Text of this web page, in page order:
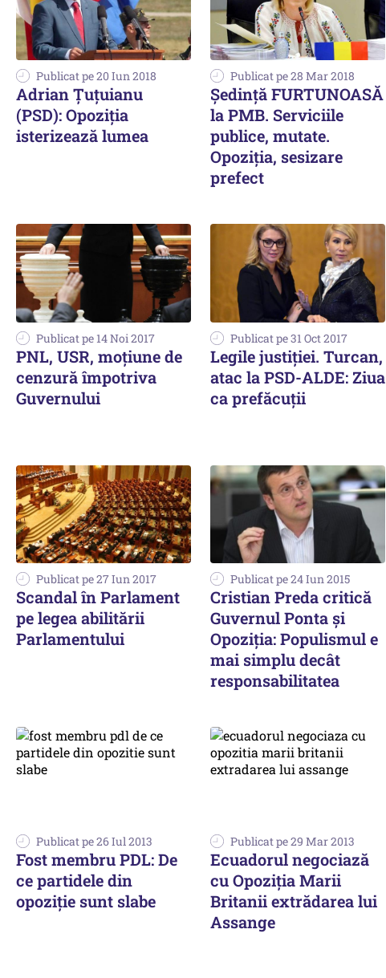
Publicat pe 20 Iun 2018
Adrian Ţuţuianu
(PSD): Opoziţia
isterizează lumea
Publicat pe 28 Mar 2018
Şedinţă FURTUNOASĂ
la PMB. Serviciile
publice, mutate.
Opoziţia, sesizare
prefect
Publicat pe 14 Noi 2017
PNL, USR, moțiune de
cenzură împotriva
Guvernului
Publicat pe 31 Oct 2017
Legile justiției. Turcan,
atac la PSD-ALDE: Ziua
ca prefăcuţii
Publicat pe 27 Iun 2017
Scandal în Parlament
pe legea abilitării
Parlamentului
Publicat pe 24 Iun 2015
Cristian Preda critică
Guvernul Ponta și
Opoziția: Populismul e
mai simplu decât
responsabilitatea
Publicat pe 26 Iul 2013
Fost membru PDL: De
ce partidele din
opoziție sunt slabe
Publicat pe 29 Mar 2013
Ecuadorul negociază
cu Opoziția Marii
Britanii extrădarea lui
Assange